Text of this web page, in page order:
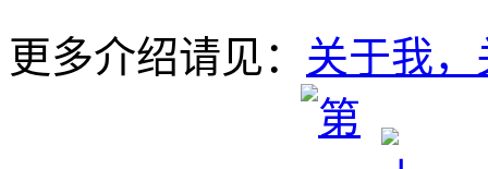
更多介绍请见： 关于我，